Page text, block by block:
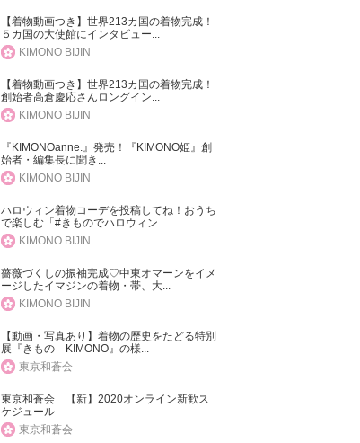
【着物動画つき】世界213カ国の着物完成！
５カ国の大使館にインタビュー...
KIMONO BIJIN
【着物動画つき】世界213カ国の着物完成！
創始者高倉慶応さんロングイン...
KIMONO BIJIN
『KIMONOanne.』発売！『KIMONO姫』創
始者・編集長に聞き...
KIMONO BIJIN
ハロウィン着物コーデを投稿してね！おうち
で楽しむ「#きものでハロウィン...
KIMONO BIJIN
薔薇づくしの振袖完成♡中東オマーンをイメ
ージしたイマジンの着物・帯、大...
KIMONO BIJIN
【動画・写真あり】着物の歴史をたどる特別
展『きもの KIMONO』の様...
東京和蒼会
東京和蒼会 【新】2020オンライン新歓ス
ケジュール
東京和蒼会